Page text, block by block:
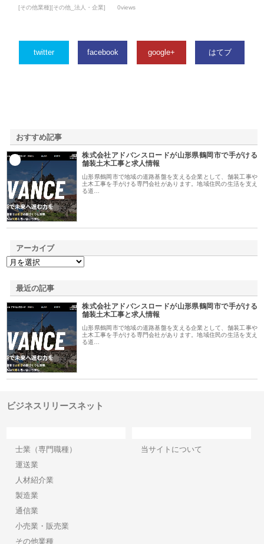
[その他業種][その他_法人・企業] 0views
twitter facebook google+ はてブ
おすすめ記事
株式会社アドバンスロードが山形県鶴岡市で手がける
舗装土木工事と求人情報
山形県鶴岡市で地域の道路基盤を支える企業として、舗装工事や
土木工事を手がける専門会社があります。地域住民の生活を支え
る道…
アーカイブ
最近の記事
株式会社アドバンスロードが山形県鶴岡市で手がける
舗装土木工事と求人情報
山形県鶴岡市で地域の道路基盤を支える企業として、舗装工事や
土木工事を手がける専門会社があります。地域住民の生活を支え
る道…
ビジネスリリースネット
士業（専門職種）
運送業
人材紹介業
製造業
通信業
小売業・販売業
その他業種
当サイトについて